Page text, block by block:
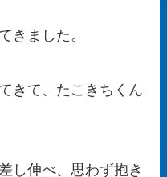
きました。
きて、たこきちくん
し伸べ、思わず抱き